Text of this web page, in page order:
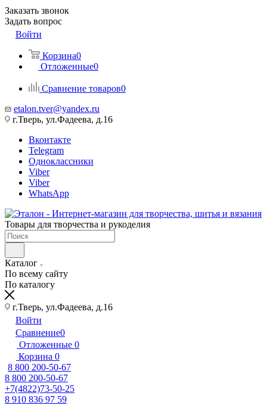
Заказать звонок
Задать вопрос
Войти
Корзина0
Отложенные0
Сравнение товаров0
etalon.tver@yandex.ru
г.Тверь, ул.Фадеева, д.16
Вконтакте
Telegram
Одноклассники
Viber
Viber
WhatsApp
Товары для творчества и рукоделия
Каталог
По всему сайту
По каталогу
г.Тверь, ул.Фадеева, д.16
Войти
Сравнение0
Отложенные 0
Корзина 0
8 800 200-50-67
8 800 200-50-67
+7(4822)73-50-25
8 910 836 97 59